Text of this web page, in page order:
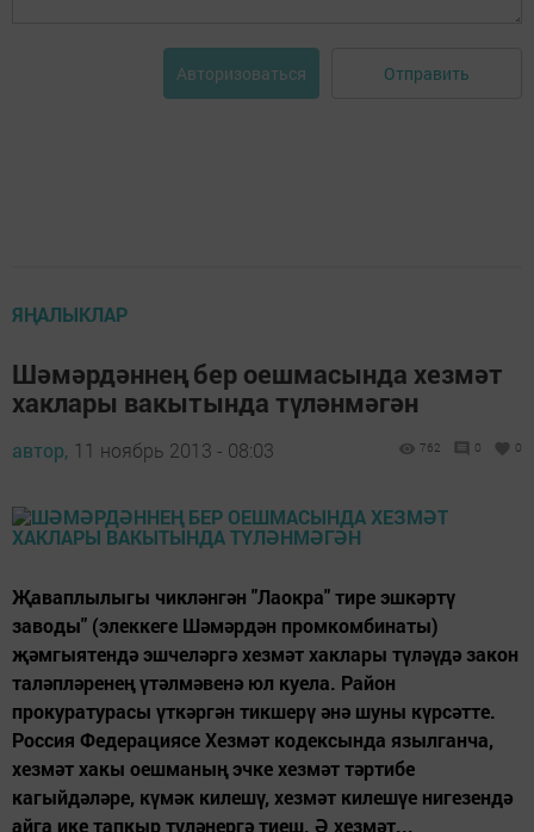
Авторизоваться Отправить
ЯҢАЛЫКЛАР
Шәмәрдәннең бер оешмасында хезмәт
хаклары вакытында түләнмәгән
автор, 11 ноябрь 2013 - 08:03 762 0 0
Җаваплылыгы чикләнгән "Лаокра" тире эшкәртү
заводы" (элеккеге Шәмәрдән промкомбинаты)
җәмгыятендә эшчеләргә хезмәт хаклары түләүдә закон
таләпләренең үтәлмәвенә юл куела. Район
прокуратурасы үткәргән тикшерү әнә шуны күрсәтте.
Россия Федерациясе Хезмәт кодексында язылганча,
хезмәт хакы оешманың эчке хезмәт тәртибе
кагыйдәләре, күмәк килешү, хезмәт килешүе нигезендә
айга ике тапкыр түләнергә тиеш. Ә хезмәт...